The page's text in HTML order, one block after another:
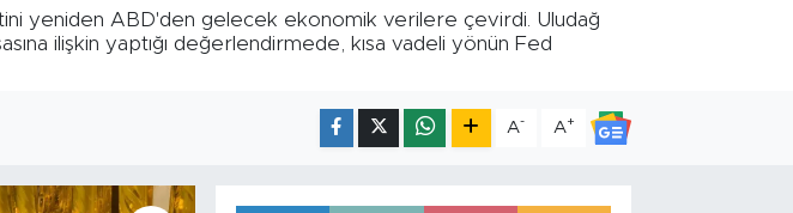
yeniden ABD'den gelecek ekonomik verilere çevirdi. Uludağ
ilişkin yaptığı değerlendirmede, kısa vadeli yönün Fed
A- A+